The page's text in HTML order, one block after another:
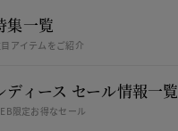
集一覧
アイテムをご紹介
ディース セール情報一覧
限定お得なセール